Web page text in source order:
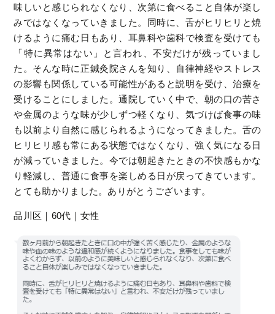
味しいと感じられなくなり、次第に食べること自体が楽し
みではなくなっていきました。同時に、舌がヒリヒリと焼
けるように痛む日もあり、耳鼻科や歯科で検査を受けても
「特に異常はない」と言われ、不安だけが残っていまし
た。そんな時に正鍼灸院さんを知り、自律神経やストレス
の影響も関係している可能性があると説明を受け、治療を
受けることにしました。通院していく中で、朝の口の苦さ
や金属のような味が少しずつ軽くなり、気づけば食事の味
も以前より自然に感じられるようになってきました。舌の
ヒリヒリ感も常にある状態ではなくなり、強く気になる日
が減っていきました。今では朝起きたときの不快感もかな
り軽減し、普通に食事を楽しめる日が戻ってきています。
とても助かりました。ありがとうございます。
品川区｜60代｜女性